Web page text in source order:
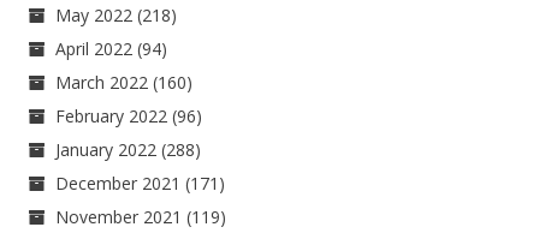
May 2022 (218)
April 2022 (94)
March 2022 (160)
February 2022 (96)
January 2022 (288)
December 2021 (171)
November 2021 (119)